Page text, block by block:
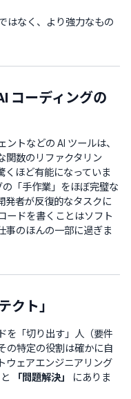
はなく、より強力なもの
コーディングの
トなどの AI ツールは、
関数のリファクタリン
くほど有能になっていま
「手作業」をほぼ完璧な
発者が反復的なタスクに
ードを書くことはソフト
事のほんの一部に過ぎま
クト」
を「切り出す」人（要件
の特定の役割は確かに自
ウェアエンジニアリング
と 「問題解決」
にありま